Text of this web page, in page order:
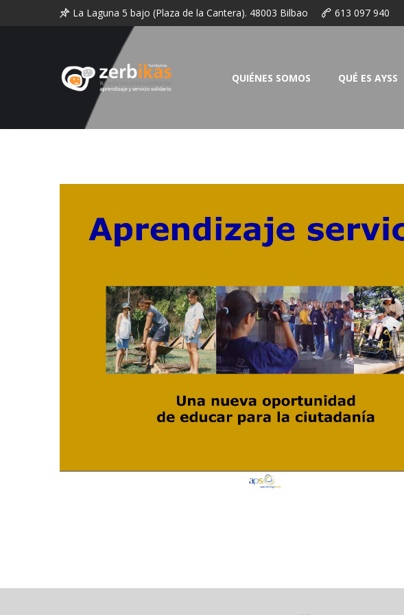
La Laguna 5 bajo (Plaza de la Cantera). 48003 Bilbao 613 097 940
QUIÉNES SOMOS QUÉ ES AYSS